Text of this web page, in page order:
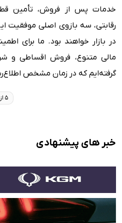
خدمات پس از فروش، تأمین
رقابتی، سه بازوی اصلی
در بازار خواهند بود. ما برای
مالی متنوع، فروش اقساطی و
گرفته‌ایم که در زمان مشخص
5 از 1 رای
خبر های پیشنهادی